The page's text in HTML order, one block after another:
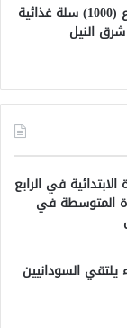
الهلال الأحمر السوداني يوزع (1000) سلة غذائية
شرق النيل
في الرابع
المتوسطة في
يلتقي السودانيين